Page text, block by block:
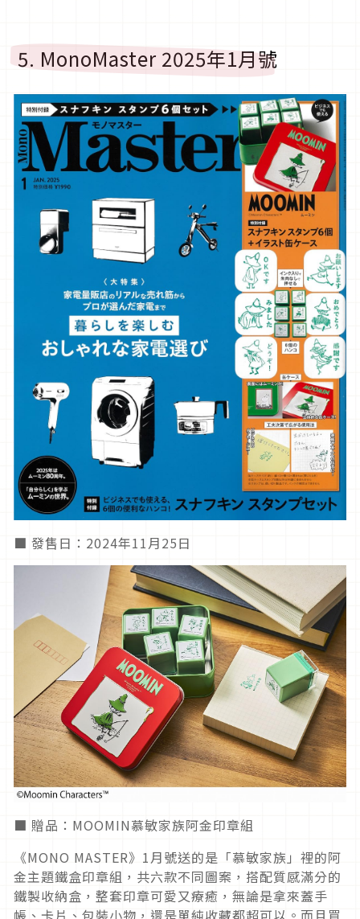
5. MonoMaster 2025年1月號
■ 發售日：2024年11月25日
■ 贈品：MOOMIN慕敏家族阿金印章組
《MONO MASTER》1月號送的是「慕敏家族」裡的阿
金主題鐵盒印章組，共六款不同圖案，搭配質感滿分的
鐵製收納盒，整套印章可愛又療癒，無論是拿來蓋手
帳、卡片、包裝小物，還是單純收藏都超可以。而且買